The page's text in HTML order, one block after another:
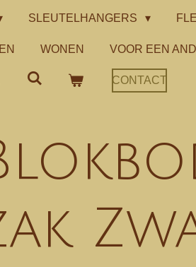
SLEUTELHANGERS
WONEN VOOR EEN
CONTACT